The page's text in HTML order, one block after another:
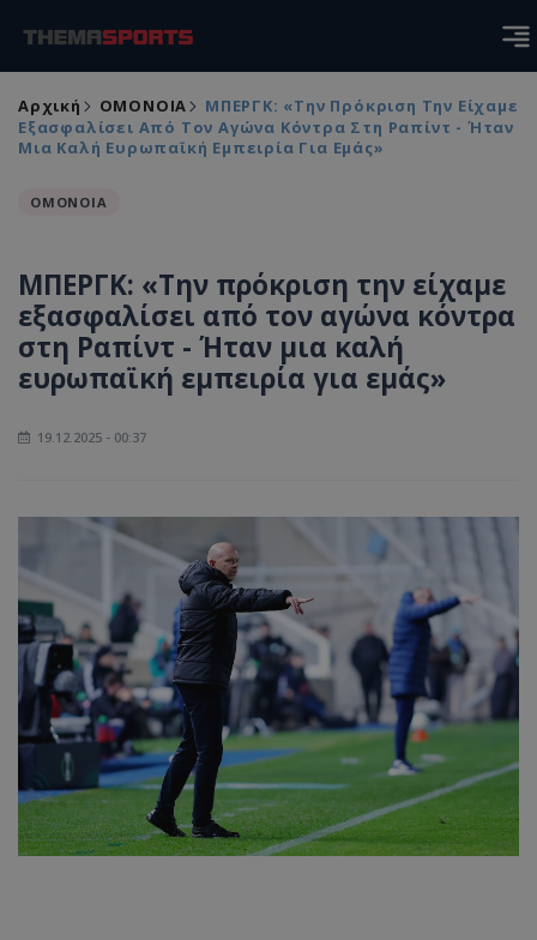
Αρχική ΟΜΟΝΟΙΑ
ΜΠΕΡΓΚ: «Την Πρόκριση Την Είχαμε
Εξασφαλίσει Από Τον Αγώνα Κόντρα Στη Ραπίντ - Ήταν
Μια Καλή Ευρωπαϊκή Εμπειρία Για Εμάς»
ΟΜΟΝΟΙΑ
ΜΠΕΡΓΚ: «Την πρόκριση την είχαμε
εξασφαλίσει από τον αγώνα κόντρα
στη Ραπίντ - Ήταν μια καλή
ευρωπαϊκή εμπειρία για εμάς»
19.12.2025 - 00:37